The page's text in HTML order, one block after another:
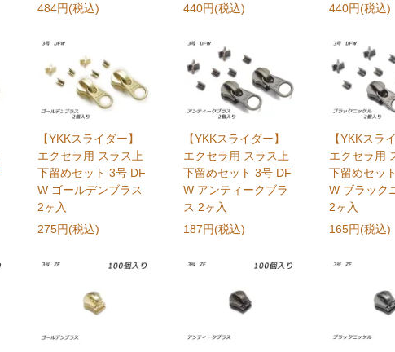
484円(税込) 440円(税込) 440円(税込)
【YKKスライダー】
エクセラ用 スラス上
下留めセット 3号 DF
W ゴールデンブラス
2ヶ入
275円(税込)
【YKKスライダー】
エクセラ用 スラス上
下留めセット 3号 DF
W アンティークブラ
ス 2ヶ入
187円(税込)
【YKKスラ
エクセラ用
下留めセッ
W ブラック
2ヶ入
165円(税込)